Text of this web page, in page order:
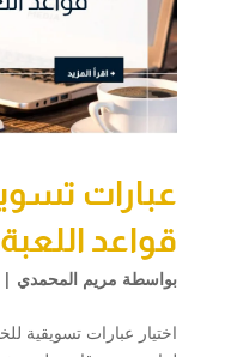
عبارات
قواعد
بواسطة مريم المحمدي |
اختيار عبارات تسويقية